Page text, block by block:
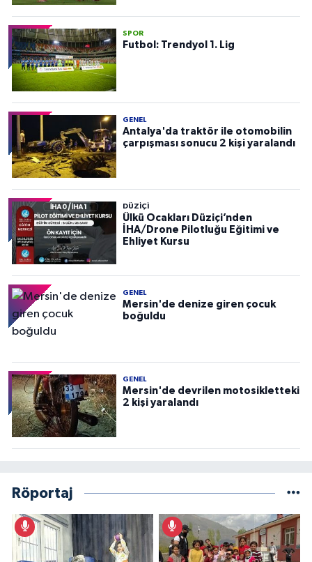
SPOR
Futbol: Trendyol 1. Lig
GENEL
Antalya'da traktör ile otomobilin
çarpışması sonucu 2 kişi yaralandı
DÜZIÇI
Ülkü Ocakları Düziçi’nden
İHA/Drone Pilotluğu Eğitimi ve
Ehliyet Kursu
GENEL
Mersin'de denize giren çocuk
boğuldu
GENEL
Mersin'de devrilen motosikletteki
2 kişi yaralandı
Röportaj